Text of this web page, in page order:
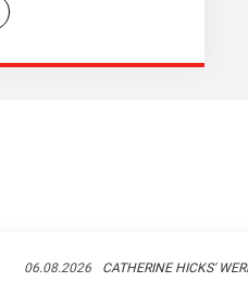
06.08.2026 CATHERINE HICKS'